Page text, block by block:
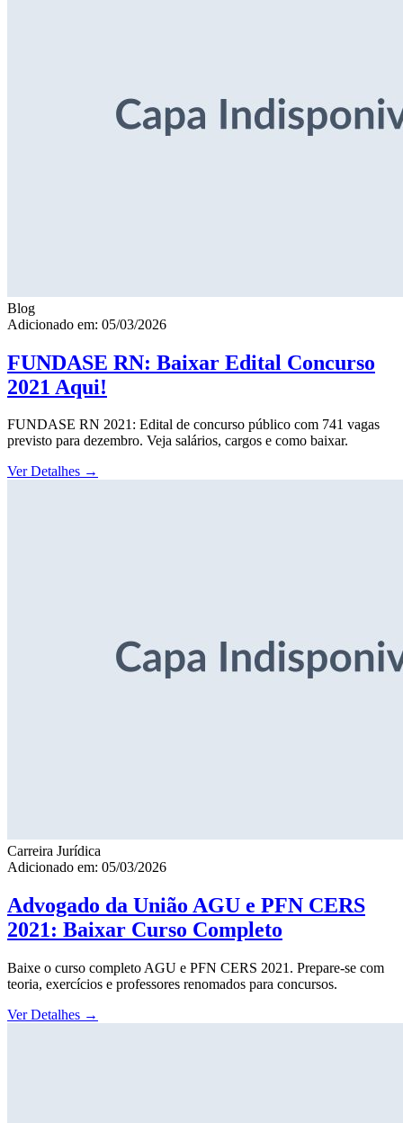
Blog
Adicionado em: 05/03/2026
FUNDASE RN: Baixar Edital Concurso
2021 Aqui!
FUNDASE RN 2021: Edital de concurso público com 741 vagas
previsto para dezembro. Veja salários, cargos e como baixar.
Ver Detalhes →
Carreira Jurídica
Adicionado em: 05/03/2026
Advogado da União AGU e PFN CERS
2021: Baixar Curso Completo
Baixe o curso completo AGU e PFN CERS 2021. Prepare-se com
teoria, exercícios e professores renomados para concursos.
Ver Detalhes →